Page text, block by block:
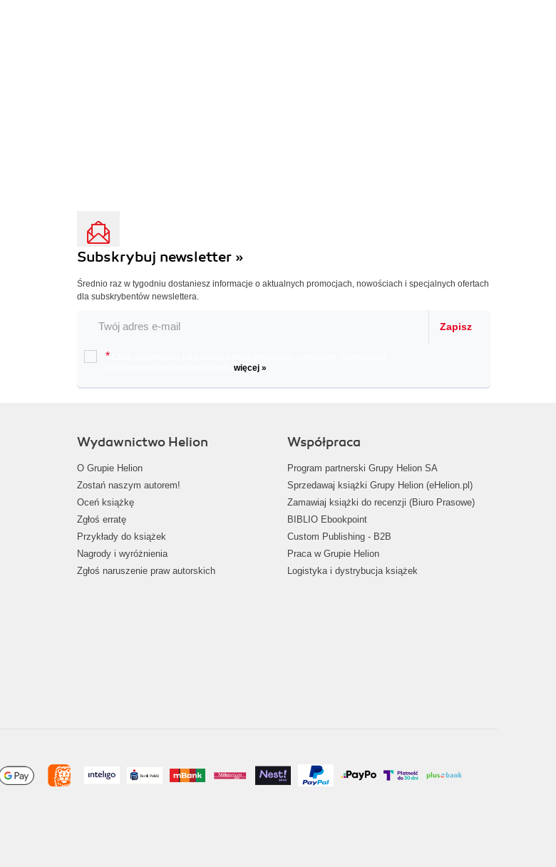
Subskrybuj newsletter »
Średnio raz w tygodniu dostaniesz informacje o aktualnych promocjach, nowościach i specjalnych ofertach
dla subskrybentów newslettera.
Zapisz
*
więcej »
Wydawnictwo Helion
O Grupie Helion
Zostań naszym autorem!
Oceń książkę
Zgłoś erratę
Przykłady do książek
Nagrody i wyróżnienia
Zgłoś naruszenie praw autorskich
Współpraca
Program partnerski Grupy Helion SA
Sprzedawaj książki Grupy Helion (eHelion.pl)
Zamawiaj książki do recenzji (Biuro Prasowe)
BIBLIO Ebookpoint
Custom Publishing - B2B
Praca w Grupie Helion
Logistyka i dystrybucja książek